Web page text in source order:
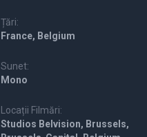
Țări:
France, Belgium
Sunet:
Mono
Locații Filmări:
Studios Belvision, Brussels,